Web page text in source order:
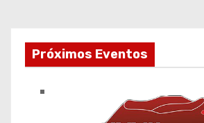
Próximos Eventos